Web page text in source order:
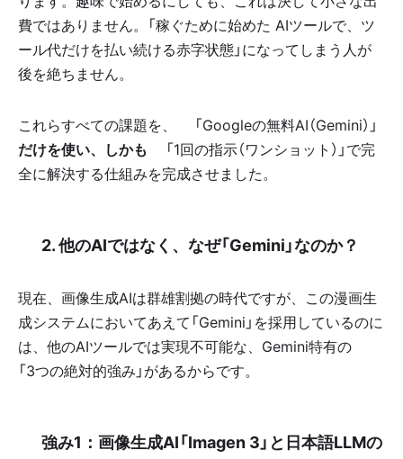
費ではありません。「稼ぐために始めた AIツールで、ツ
ール代だけを払い続ける赤字状態」になってしまう人が
後を絶ちません。
これらすべての課題を、🤖「Googleの無料AI（Gemini）」
だけを使い、しかも💡
「1回の指示（ワンショット）」で完
全に解決する仕組みを完成させました。
👉 2. 他のAIではなく、なぜ「Gemini」なのか？
現在、画像生成AIは群雄割拠の時代ですが、この漫画生
成システムにおいてあえて「Gemini」を採用しているのに
は、他のAIツールでは実現不可能な、Gemini特有の🌟
「3つの絶対的強み」があるからです。
✅ 強み1：画像生成AI「Imagen 3」と日本語LLMの